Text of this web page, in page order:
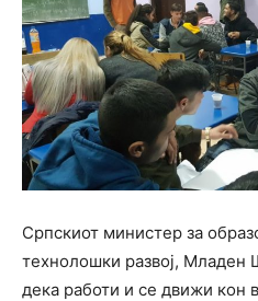
Српскиот министер за
технолошки развој, Младен
дека работи и се движи кон